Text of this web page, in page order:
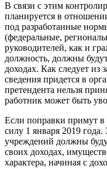
В связи с этим
планируется в
под разработанные
(федеральные,
руководителей, как и
должность, должны
доходах. Как следует из
сведения придется в
претендента нельзя
работник может быть
Если поправки примут в
силу 1 января 2019 года.
учреждений должны
своих доходах,
характера, начиная с